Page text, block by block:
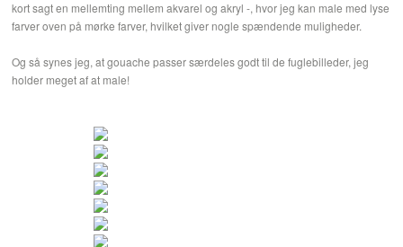
kort sagt en mellemting mellem akvarel og akryl -, hvor jeg kan male med lyse
farver oven på mørke farver, hvilket giver nogle spændende muligheder.
Og så synes jeg, at gouache passer særdeles godt til de fuglebilleder, jeg
holder meget af at male!